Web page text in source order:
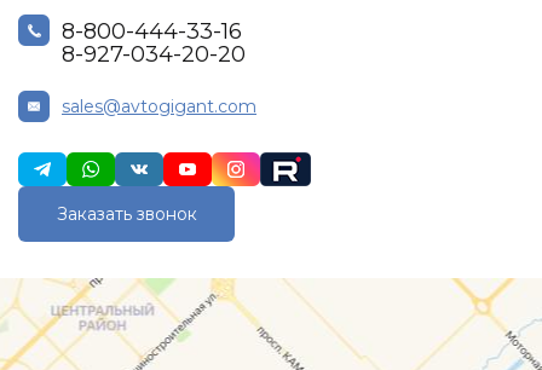
8-800-444-33-16
8-927-034-20-20
sales@avtogigant.com
Заказать звонок